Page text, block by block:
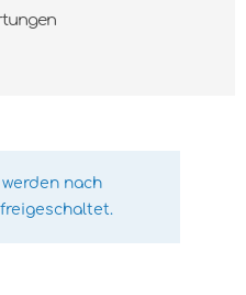
nach